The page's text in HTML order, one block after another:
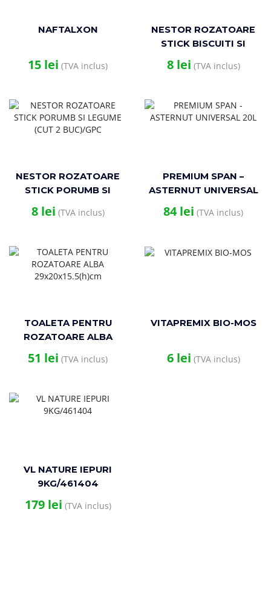
NAFTALXON
15 lei (TVA inclus)
NESTOR ROZATOARE
STICK BISCUITI SI
FRUCTE (CUT 2 BUC)/GB
8 lei (TVA inclus)
NESTOR ROZATOARE
STICK PORUMB SI
LEGUME (CUT 2
BUC)/GPC
8 lei (TVA inclus)
PREMIUM SPAN –
ASTERNUT UNIVERSAL
84lei (TVA inclus)
TOALETA PENTRU
ROZATOARE ALBA
29x20x15.5(h)cm
51 lei (TVA inclus)
VITAPREMIX BIO-MOS
6 lei (TVA inclus)
VL NATURE IEPURI
9KG/461404
179 lei (TVA inclus)